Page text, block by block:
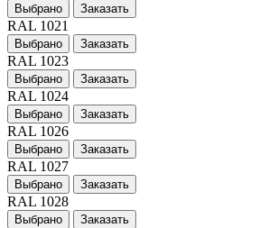
Выбрано Заказать
RAL 1021
Выбрано Заказать
RAL 1023
Выбрано Заказать
RAL 1024
Выбрано Заказать
RAL 1026
Выбрано Заказать
RAL 1027
Выбрано Заказать
RAL 1028
Выбрано Заказать